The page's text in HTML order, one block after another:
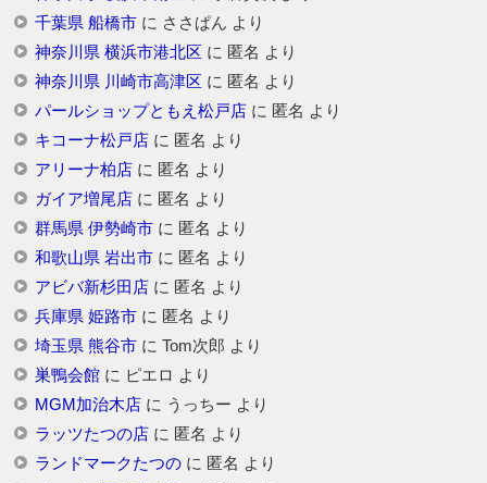
千葉県 船橋市に ささぱん より
神奈川県 横浜市港北区 に 匿名 より
神奈川県 川崎市高津区 に 匿名 より
パールショップともえ松戸店に 匿名 より
キコーナ松戸店に 匿名 より
アリーナ柏店に 匿名 より
ガイア増尾店に 匿名 より
群馬県 伊勢崎市に 匿名 より
和歌山県 岩出市に 匿名 より
アビバ新杉田店に 匿名 より
兵庫県 姫路市に 匿名 より
埼玉県 熊谷市に Tom次郎 より
巣鴨会館に ピエロ より
MGM加治木店に うっちー より
ラッツたつの店に 匿名 より
ランドマークたつのに 匿名 より